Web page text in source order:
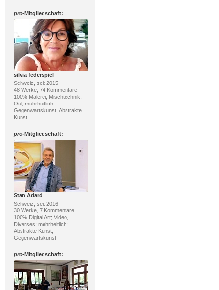
pro-Mitgliedschaft:
silvia federspiel
Schweiz, seit 2015
48 Werke, 74 Kommentare
100% Malerei; Mischtechnik,
Oel; mehrheitlich:
Gegenwartskunst, Abstrakte
Kunst
pro-Mitgliedschaft:
Stan Adard
Schweiz, seit 2016
30 Werke, 7 Kommentare
100% Digital Art; Video,
Diverses; mehrheitlich:
Abstrakte Kunst,
Gegenwartskunst
pro-Mitgliedschaft: